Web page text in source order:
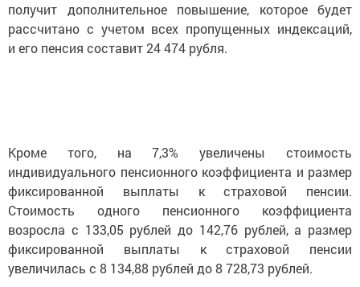
получит дополнительное повышение, которое будет
рассчитано с учетом всех пропущенных индексаций,
и его пенсия составит 24 474 рубля.
Кроме того, на 7,3% увеличены стоимость
индивидуального пенсионного коэффициента и размер
фиксированной выплаты к страховой пенсии.
Стоимость одного пенсионного коэффициента
возросла с 133,05 рублей до 142,76 рублей, а размер
фиксированной выплаты к страховой пенсии
увеличилась с 8 134,88 рублей до 8 728,73 рублей.